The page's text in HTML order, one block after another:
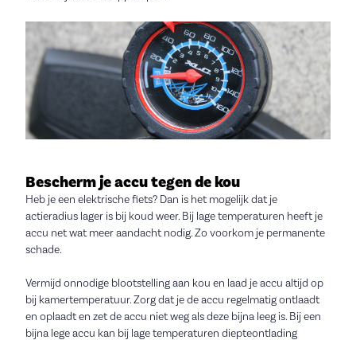
Bescherm je accu tegen de kou
Heb je een elektrische fiets? Dan is het mogelijk dat je
actieradius lager is bij koud weer. Bij lage temperaturen heeft je
accu net wat meer aandacht nodig. Zo voorkom je permanente
schade.
Vermijd onnodige blootstelling aan kou en laad je accu altijd op
bij kamertemperatuur. Zorg dat je de accu regelmatig ontlaadt
en oplaadt en zet de accu niet weg als deze bijna leeg is. Bij een
bijna lege accu kan bij lage temperaturen diepteontlading